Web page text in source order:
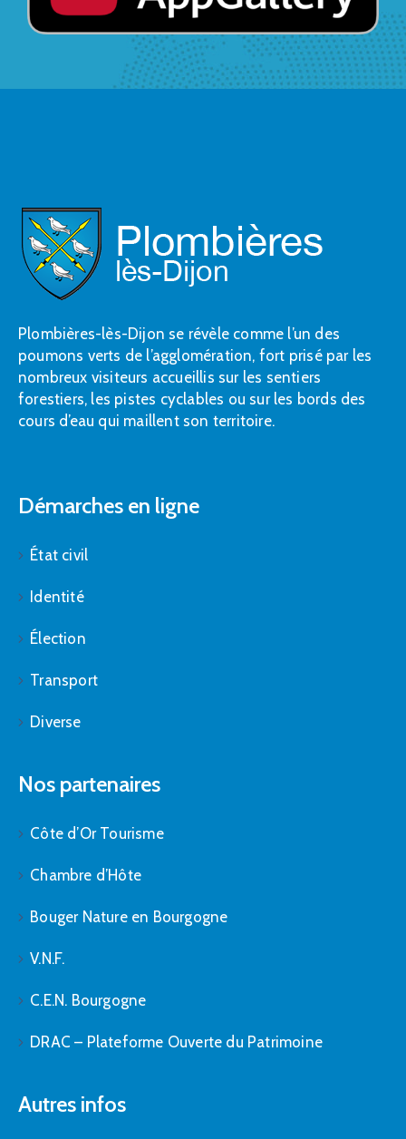
Plombières-lès-Dijon se révèle comme l’un des
poumons verts de l’agglomération, fort prisé par les
nombreux visiteurs accueillis sur les sentiers
forestiers, les pistes cyclables ou sur les bords des
cours d’eau qui maillent son territoire.
Démarches en ligne
État civil
Identité
Élection
Transport
Diverse
Nos partenaires
Côte d’Or Tourisme
Chambre d’Hôte
Bouger Nature en Bourgogne
V.N.F.
C.E.N. Bourgogne
DRAC – Plateforme Ouverte du Patrimoine
Autres infos